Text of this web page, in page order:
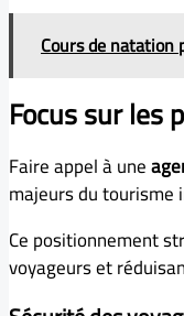
Cours de natation
Focus sur les
Faire appel à une
majeurs du
Ce positionnement
voyageurs et